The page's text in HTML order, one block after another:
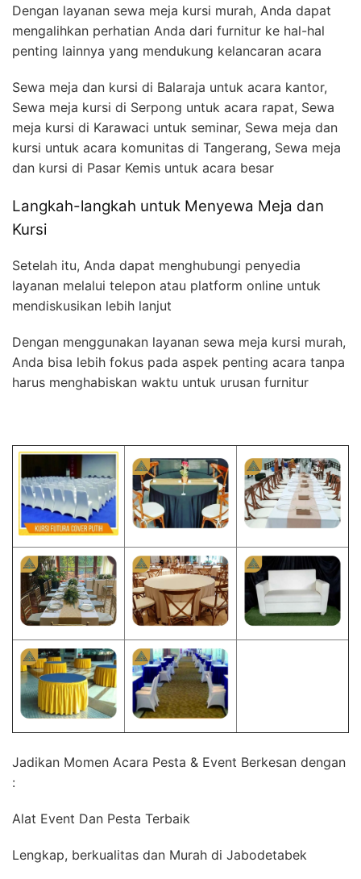
Dengan layanan sewa meja kursi murah, Anda dapat
mengalihkan perhatian Anda dari furnitur ke hal-hal
penting lainnya yang mendukung kelancaran acara
Sewa meja dan kursi di Balaraja untuk acara kantor,
Sewa meja kursi di Serpong untuk acara rapat, Sewa
meja kursi di Karawaci untuk seminar, Sewa meja dan
kursi untuk acara komunitas di Tangerang, Sewa meja
dan kursi di Pasar Kemis untuk acara besar
Langkah-langkah untuk Menyewa Meja dan
Kursi
Setelah itu, Anda dapat menghubungi penyedia
layanan melalui telepon atau platform online untuk
mendiskusikan lebih lanjut
Dengan menggunakan layanan sewa meja kursi murah,
Anda bisa lebih fokus pada aspek penting acara tanpa
harus menghabiskan waktu untuk urusan furnitur
Jadikan Momen Acara Pesta & Event Berkesan dengan
:
Alat Event Dan Pesta Terbaik
Lengkap, berkualitas dan Murah di Jabodetabek